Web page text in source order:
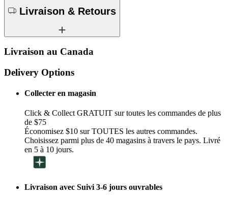
Livraison & Retours
Livraison au Canada
Delivery Options
Collecter en magasin
Click & Collect GRATUIT sur toutes les commandes de plus
de $75
Économisez $10 sur TOUTES les autres commandes.
Choisissez parmi plus de 40 magasins à travers le pays. Livré
en 5 à 10 jours.
Livraison avec Suivi 3-6 jours ouvrables